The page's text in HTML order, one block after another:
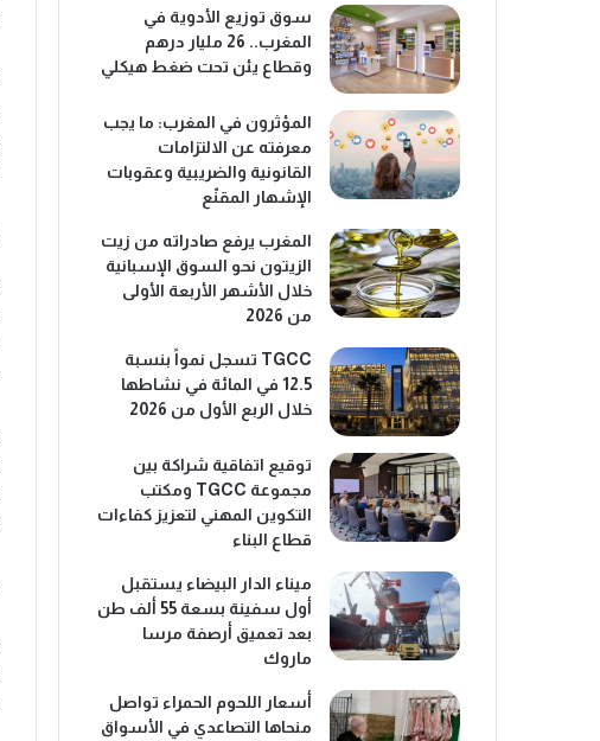
سوق توزيع الأدوية في
المغرب.. 26 مليار درهم
وقطاع يئن تحت ضغط هيكلي
المؤثرون في المغرب: ما يجب
معرفته عن الالتزامات
القانونية والضريبية وعقوبات
الإشهار المقنّع
المغرب يرفع صادراته من زيت
الزيتون نحو السوق الإسبانية
خلال الأشهر الأربعة الأولى
من 2026
TGCC تسجل نمواً بنسبة
12.5 في المائة في نشاطها
خلال الربع الأول من 2026
توقيع اتفاقية شراكة بين
مجموعة TGCC ومكتب
التكوين المهني لتعزيز كفاءات
قطاع البناء
ميناء الدار البيضاء يستقبل
أول سفينة بسعة 55 ألف طن
بعد تعميق أرصفة مرسا
ماروك
أسعار اللحوم الحمراء تواصل
منحاها التصاعدي في الأسواق